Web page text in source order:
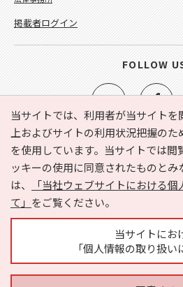
当サイトでは、利用者が当サイト
上およびサイトの利用状況把握のた
を使用しています。当サイトでは閲
ッキーの使用に同意されたものとみ
は、
「当社ウェブサイトにおける
て」 をご覧ください。
当サイトにお
「個人情報の取り扱
e-NAVITA（イーナビタ）とは？ お
利用規約
個人情報の取り扱いに
サイトマップ
広告掲載に関
掲載者ログイン
FOLLOW